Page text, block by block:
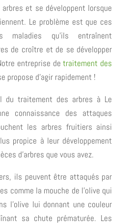
et se développent lorsque
Le problème est que ces
qu’ils entraînent
de croître et de se développer
entreprise detraitement des
propose d’agir rapidement !
du traitement des arbres à Le
connaissance des attaques
les arbres fruitiers ainsi
propice à leur développement
d’arbres que vous avez.
ils peuvent être attaqués par
comme la mouche de l’olive qui
l’olive lui donnant une couleur
sa chute prématurée. Les